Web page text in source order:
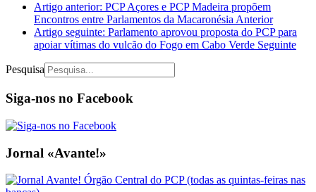
Artigo anterior: PCP Açores e PCP Madeira propõem
Encontros entre Parlamentos da MacaronésiaAnterior
Artigo seguinte: Parlamento aprovou proposta do PCP para
apoiar vítimas do vulcão do Fogo em Cabo Verde Seguinte
Pesquisa
Siga-nos no Facebook
Jornal «Avante!»